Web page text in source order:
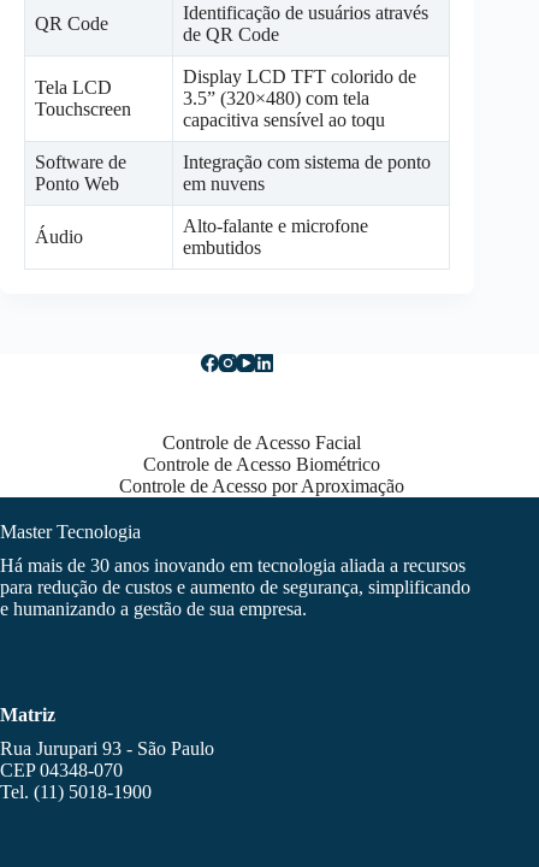
QR Code
Identificação de usuários através
de QR Code
Tela LCD
Touchscreen
Display LCD TFT colorido de
3.5” (320×480) com tela
capacitiva sensível ao toqu
Software de
Ponto Web
Integração com sistema de ponto
em nuvens
Áudio
Alto-falante e microfone
embutidos
Controle de Acesso Facial
Controle de Acesso Biométrico
Controle de Acesso por Aproximação
Master Tecnologia
Há mais de 30 anos inovando em tecnologia aliada a recursos
para redução de custos e aumento de segurança, simplificando
e humanizando a gestão de sua empresa.
Matriz
Rua Jurupari 93 - São Paulo
CEP 04348-070
Tel. (11) 5018-1900